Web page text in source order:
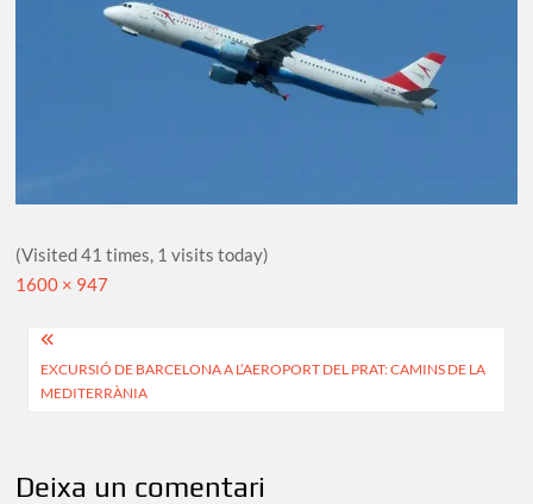
(Visited 41 times, 1 visits today)
Full
1600 × 947
Navegació
d'entrades
EXCURSIÓ DE BARCELONA A L’AEROPORT DEL PRAT: CAMINS DE LA
MEDITERRÀNIA
Deixa un comentari